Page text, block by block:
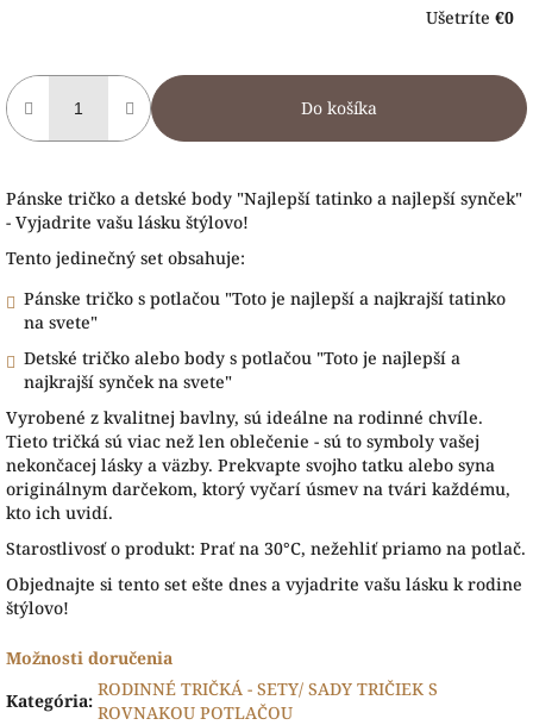
Ušetríte €0
Do košíka
Pánske tričko a detské body "Najlepší tatinko a najlepší synček"
- Vyjadrite vašu lásku štýlovo!
Tento jedinečný set obsahuje:
Pánske tričko s potlačou "Toto je najlepší a najkrajší tatinko
na svete"
Detské tričko alebo body s potlačou "Toto je najlepší a
najkrajší synček na svete"
Vyrobené z kvalitnej bavlny, sú ideálne na rodinné chvíle.
Tieto tričká sú viac než len oblečenie - sú to symboly vašej
nekončacej lásky a väzby. Prekvapte svojho tatku alebo syna
originálnym darčekom, ktorý vyčarí úsmev na tvári každému,
kto ich uvidí.
Starostlivosť o produkt: Prať na 30°C, nežehliť priamo na potlač.
Objednajte si tento set ešte dnes a vyjadrite vašu lásku k rodine
štýlovo!
Možnosti doručenia
Kategória:
RODINNÉ TRIČKÁ - SETY/ SADY TRIČIEK S
ROVNAKOU POTLAČOU